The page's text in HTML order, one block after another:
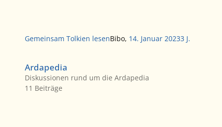
Gemeinsam Tolkien lesenBibo, 14. Januar 20233 J.
Ardapedia
Diskussionen rund um die Ardapedia
11 Beiträge